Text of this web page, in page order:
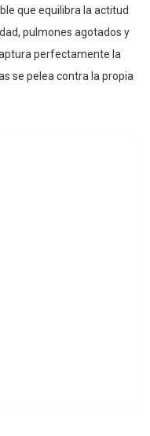
que equilibra la actitud
pulmones agotados y
perfectamente la
se pelea contra la propia